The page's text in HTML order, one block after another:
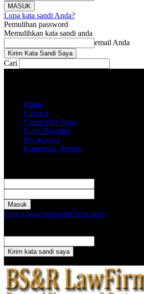
Lupa kata sandi Anda?
Pemulihan password
Memulihkan kata sandi anda
email Anda
Cari
Home
Contact
Contact Us Page
Login/Register
My account
Konsultasi Hukum
Forgot your password? Get help